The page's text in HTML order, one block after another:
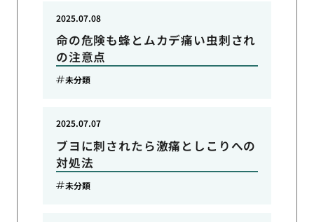
命の危険も蜂とムカデ痛い虫刺され
の注意点
2025.07.08
未分類
ブヨに刺されたら激痛としこりへの
対処法
2025.07.07
未分類